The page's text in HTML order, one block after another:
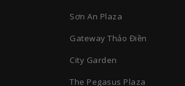
Sơn An Plaza
Gateway Thảo Điền
City Garden
The Pegasus Plaza